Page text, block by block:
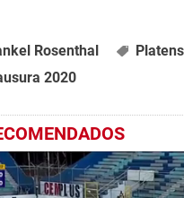
Rosenthal
2020